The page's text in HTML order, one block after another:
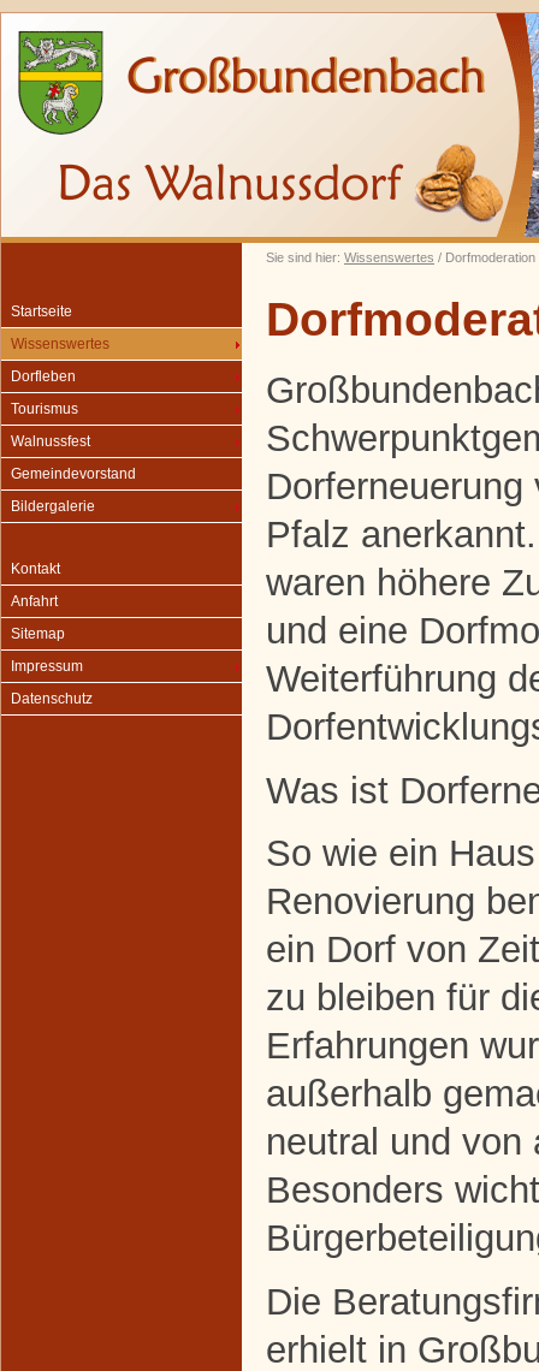
Sie sind hier: Wissenswertes / Dorfmoderation
Startseite
Wissenswertes
Dorfleben
Tourismus
Walnussfest
Gemeindevorstand
Bildergalerie
Kontakt
Anfahrt
Sitemap
Impressum
Datenschutz
Pfalz
waren höhere
und eine
Weiterführung
Was ist
So wie ein
Renovierung
ein Dorf von
zu bleiben für
Erfahrungen
außerhalb
neutral und von
Besonders
Die
erhielt in